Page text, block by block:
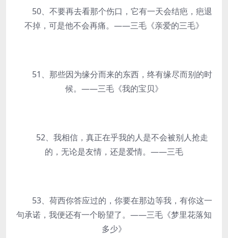
50、不要再去看那个伤口，它有一天会结疤，疤退
不掉，可是他不会再痛。——三毛《亲爱的三毛》
51、那些因为缘分而来的东西，终有缘尽而别的时
候。——三毛《我的宝贝》
52、我相信，真正在乎我的人是不会被别人抢走
的，无论是友情，还是爱情。——三毛
53、荷西你答应过的，你要在那边等我，有你这一
句承诺，我便还有一个盼望了。——三毛《梦里花落知
多少》